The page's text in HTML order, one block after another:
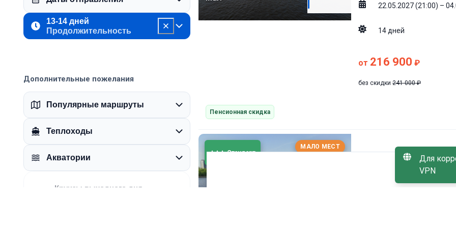
13-14 дней
Продолжительность
Дополнительные пожелания
Популярные маршруты
Теплоходы
Акватории
Круизы выходного дня
22.05.2027 (21:00) –
14 дней
от 216 900 ₽
без скидки 241 000 ₽
Пенсионная скидка
Стандарт
МАЛО МЕСТ
05
Александр
Для
VPN